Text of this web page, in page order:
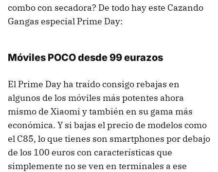
combo con secadora? De todo hay este Cazando
Gangas especial Prime Day:
Móviles POCO desde 99 eurazos
El Prime Day ha traído consigo rebajas en
algunos de los móviles más potentes ahora
mismo de Xiaomi y también en su gama más
económica. Y si bajas el precio de modelos como
el C85, lo que tienes son smartphones por debajo
de los 100 euros con características que
simplemente no se ven en terminales a ese